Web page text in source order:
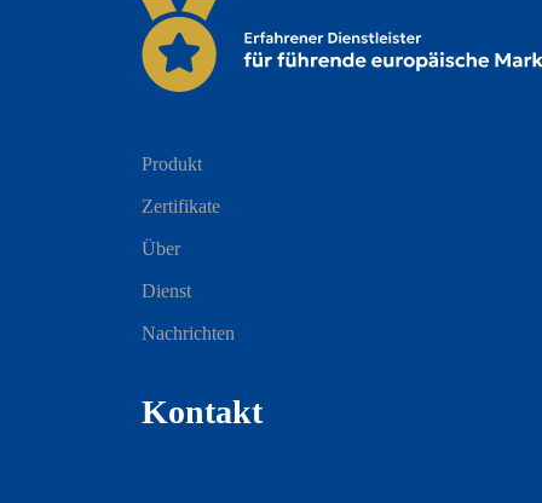
Produkt
Zertifikate
Über
Dienst
Nachrichten
Kontakt